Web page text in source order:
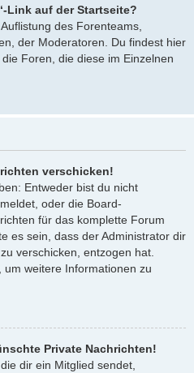
Link auf der Startseite?
des Forenteams,
der Moderatoren. Du findest hier
Foren, die diese im Einzelnen
verschicken!
Entweder bist du nicht
oder die Board-
für das komplette Forum
es sein, dass der Administrator dir
verschicken, entzogen hat.
um weitere Informationen zu
Private Nachrichten!
dir ein Mitglied sendet,